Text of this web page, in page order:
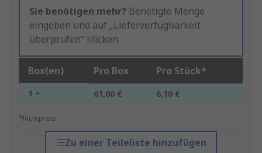
Sie benötigen mehr? Benötigte Menge
eingeben und auf „Lieferverfügbarkeit
überprüfen“ klicken.
Box(en) Pro Box Pro Stück*
1 + 61,00 € 6,10 €
*Richtpreis
Zu einer Teileliste hinzufügen